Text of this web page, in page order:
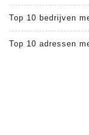
Top 10 bedrijven
Top 10 adressen